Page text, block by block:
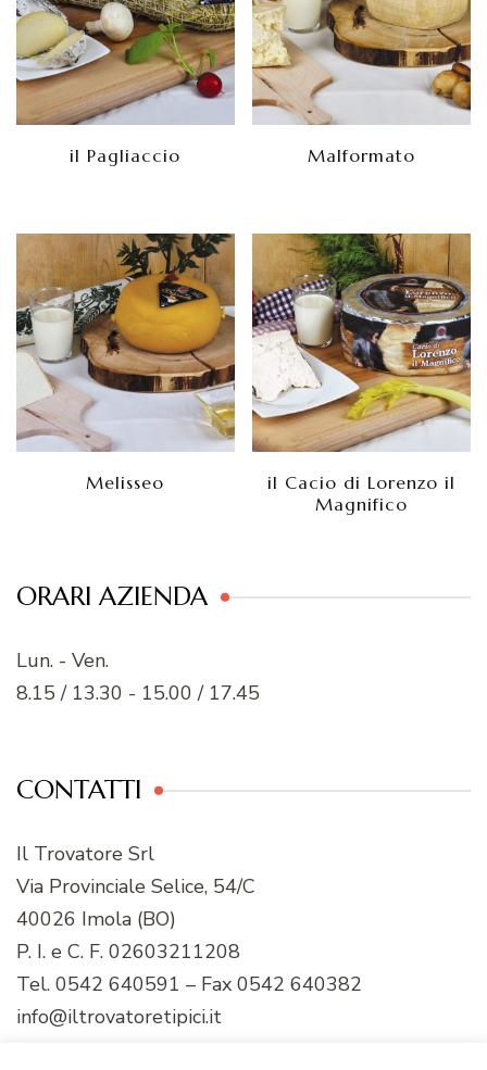
il Pagliaccio Malformato
Melisseo
il Cacio di Lorenzo il
Magnifico
ORARI AZIENDA
Lun. - Ven.
8.15 / 13.30 - 15.00 / 17.45
CONTATTI
Il Trovatore Srl
Via Provinciale Selice, 54/C
40026 Imola (BO)
P. I. e C. F. 02603211208
Tel. 0542 640591 – Fax 0542 640382
info@iltrovatoretipici.it